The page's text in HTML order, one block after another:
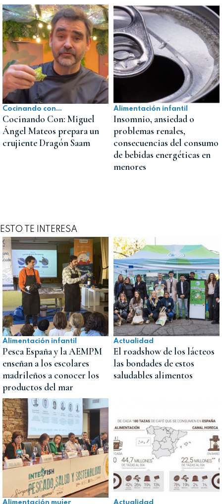
Cocinando con...
Cocinando Con: Miguel
Ángel Mateos prepara un
crujiente Dragón Saam
Alimentación infantil
Insomnio, ansiedad o
problemas renales,
consecuencias del consumo
de bebidas energéticas en
menores
ESTO TE INTERESA
Alimentación infantil
Pesca España y la AEMPM
enseñan a los escolares
madrileños a conocer los
productos del mar
Actualidad
El roadshow de los lácteos
las bondades de estos
saludables alimentos
Alimentación mujer Actualidad